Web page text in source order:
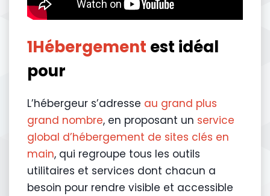
1Hébergement est idéal
pour
L’hébergeur s’adresse au grand plus
grand nombre, en proposant un service
global d’hébergement de sites clés en
main, qui regroupe tous les outils
utilitaires et services dont chacun a
besoin pour rendre visible et accessible